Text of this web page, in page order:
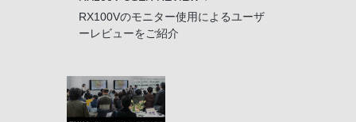
RX100Vのモニター使用によるユーザ
ーレビューをご紹介